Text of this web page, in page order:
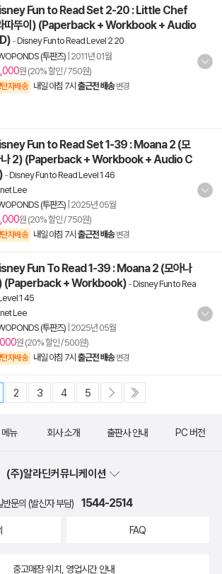
Fun to Read Set 2-20 : Little Chef
따뚜이) (Paperback + Workbook + Audio
-Disney Fun to Read Level 2 20
(투판즈) 2011년 01월
원 (20% 할인 / 750원)
탄자배송 내일 아침 7시 출근전 배송 변경
Fun to Read Set 1-39 : Moana 2 (모
2) (Paperback + Workbook + Audio C
-Disney Fun to Read Level 1 46
Lee
(투판즈) 2025년 05월
원 (20% 할인 / 750원)
탄자배송 내일 아침 7시 출근전 배송 변경
Fun To Read 1-39 : Moana 2 (모아나
(Paperback + Workbook) -Disney Fun to Rea
1 45
Lee
(투판즈) 2025년 05월
원 (20% 할인 / 500원)
탄자배송 내일 아침 7시 출근전 배송 변경
2 3 4 5
뉴 회사 소개 출판사 안내 PC 버전
(주)알라딘커뮤니케이션
반문의 (발신자 부담) 1544-2514
FAQ
중고매장 위치, 영업시간 안내